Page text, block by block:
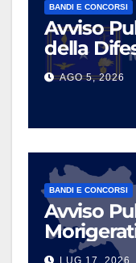
BANDI E CONCORSI
Avviso
della
AGO 5, 2026
BANDI E CONCORSI
Avviso
LUG 17, 2026